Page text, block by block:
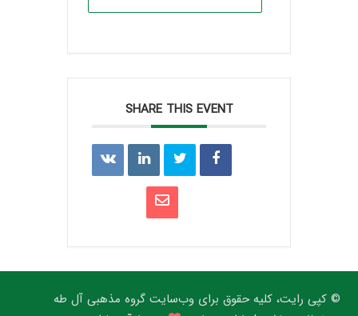
SHARE THIS EVENT
© کپی رایت، کلیه حقوق برای وب‌سایت گروه مذهبی آل طه